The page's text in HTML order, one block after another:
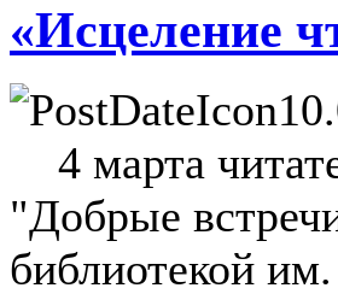
«Исцеление
4 марта
"Добрые
библиотекой